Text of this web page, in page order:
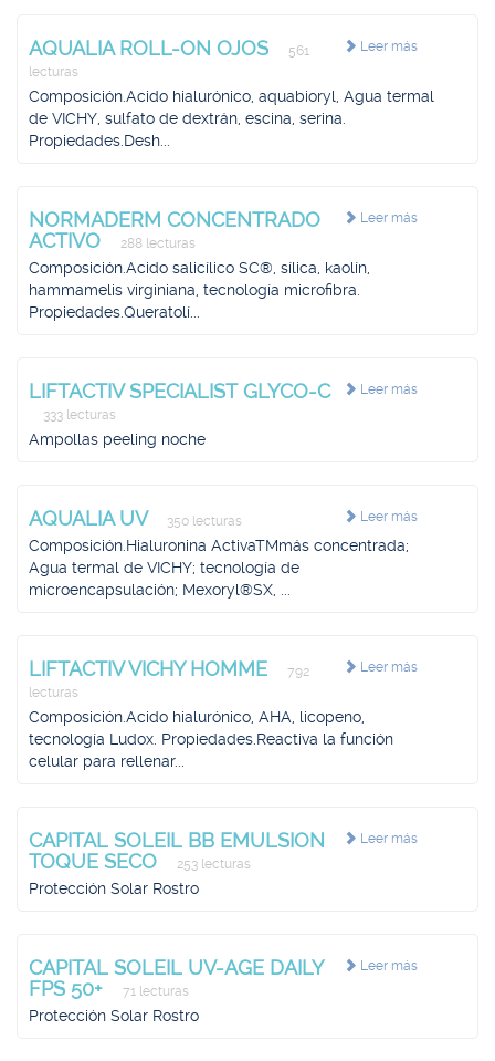
Leer más
AQUALIA ROLL-ON OJOS
561
lecturas
Composición.Acido hialurónico, aquabioryl, Agua termal
de VICHY, sulfato de dextrán, escina, serina.
Propiedades.Desh...
Leer más
NORMADERM CONCENTRADO
ACTIVO
288 lecturas
Composición.Acido salicílico SC®, sílica, kaolín,
hammamelis virginiana, tecnología microfibra.
Propiedades.Queratolí...
Leer más
LIFTACTIV SPECIALIST GLYCO-C
333 lecturas
Ampollas peeling noche
Leer más
AQUALIA UV 350 lecturas
Composición.Hialuronina ActivaTMmás concentrada;
Agua termal de VICHY; tecnología de
microencapsulación; Mexoryl®SX, ...
Leer más
LIFTACTIV VICHY HOMME
792
lecturas
Composición.Acido hialurónico, AHA, licopeno,
tecnología Ludox. Propiedades.Reactiva la función
celular para rellenar...
Leer más
CAPITAL SOLEIL BB EMULSION
TOQUE SECO
253 lecturas
Protección Solar Rostro
Leer más
CAPITAL SOLEIL UV-AGE DAILY
FPS 50+
71 lecturas
Protección Solar Rostro